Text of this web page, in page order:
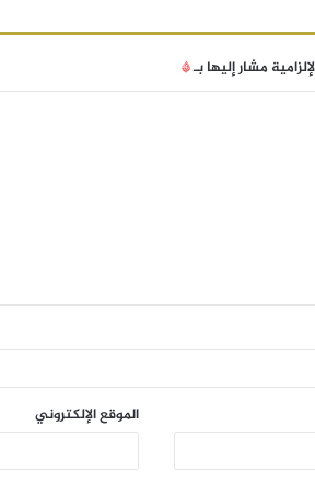
مشار إليها بـ*
الموقع الإلكتروني